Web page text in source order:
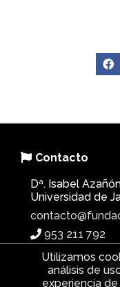
Contacto
Dª. Isabel
Universidad de
953 211 792
Utilizamos
análisis de
experiencia